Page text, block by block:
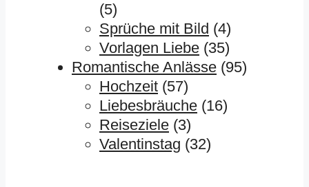
(5)
Sprüche mit Bild (4)
Vorlagen Liebe (35)
Romantische Anlässe (95)
Hochzeit (57)
Liebesbräuche (16)
Reiseziele (3)
Valentinstag (32)